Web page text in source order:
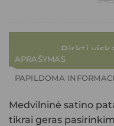
Pirkti
APRAŠYMAS
PAPILDOMA
Medvilninė satino
tikrai geras